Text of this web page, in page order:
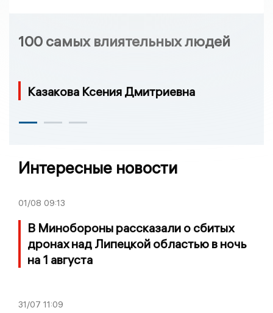
100 самых влиятельных людей
Казакова Ксения Дмитриевна
Интересные новости
01/08 09:13
В Минобороны рассказали о сбитых
дронах над Липецкой областью в ночь
на 1 августа
31/07 11:09